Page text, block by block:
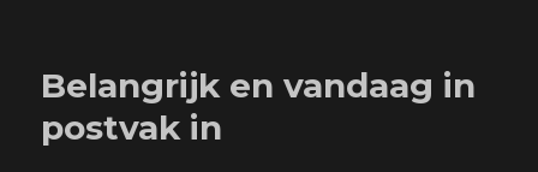
Belangrijk en vandaag in
postvak in